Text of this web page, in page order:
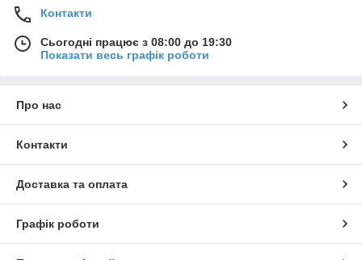
Контакти
Сьогодні працює з 08:00 до 19:30
Показати весь графік роботи
Про нас
Контакти
Доставка та оплата
Графік роботи